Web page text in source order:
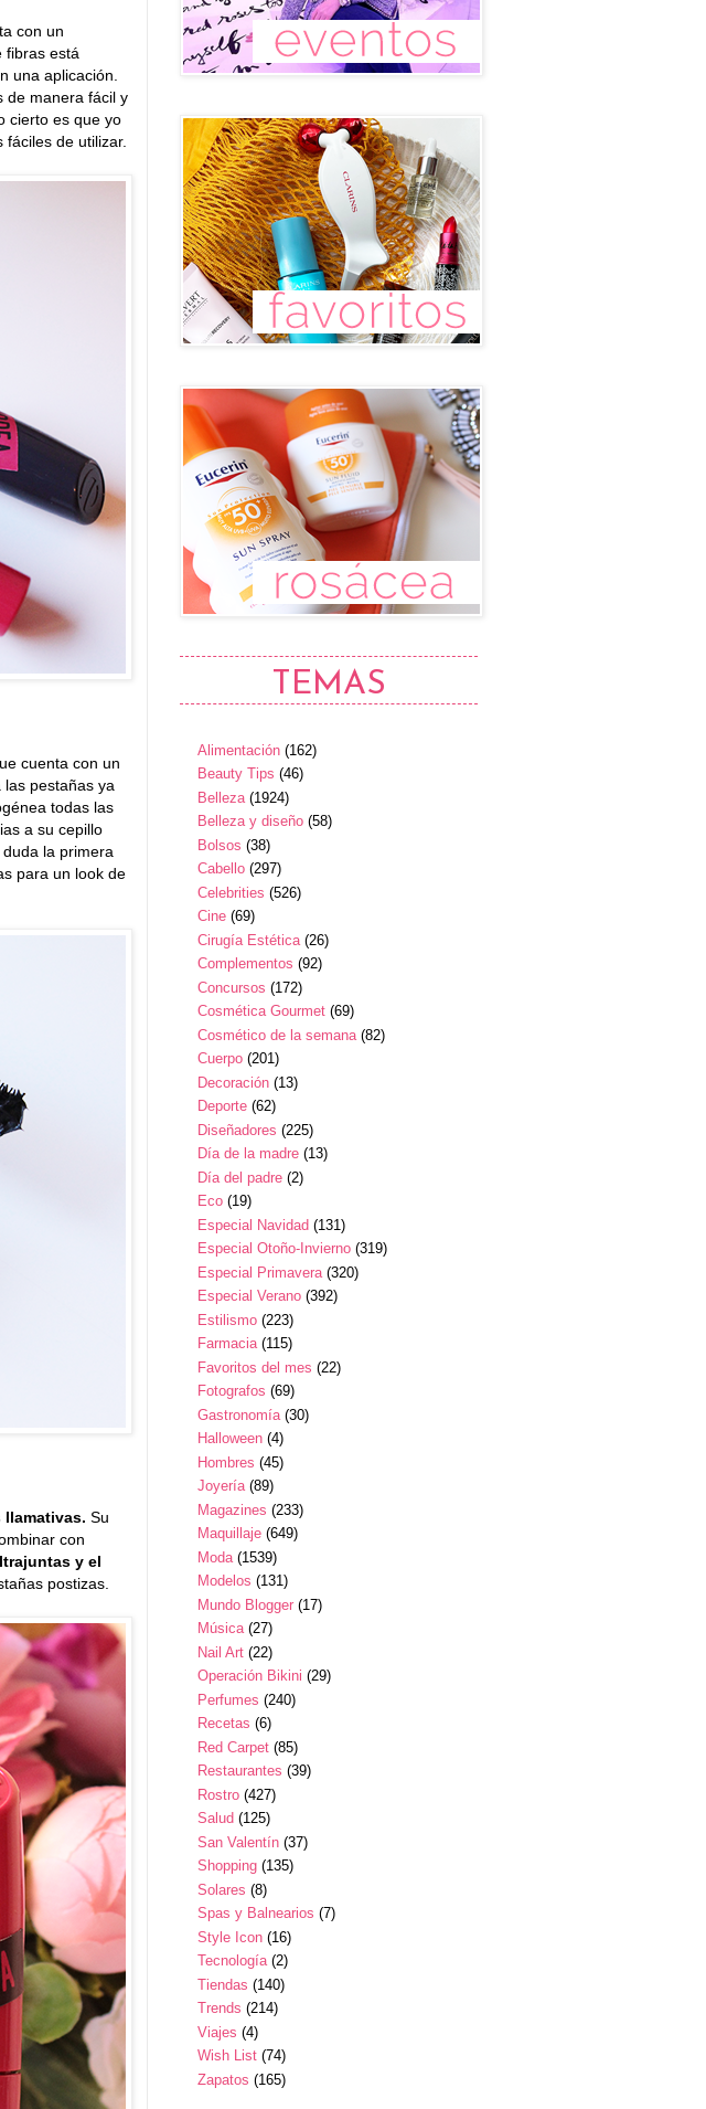
con un
fibras está
una aplicación.
de manera fácil y
cierto es que yo
de utilizar.
cuenta con un
las pestañas ya
todas las
a su cepillo
la primera
para un look de
llamativas. Su
con
y el
postizas.
TEMAS
Alimentación (162)
Beauty Tips (46)
Belleza (1924)
Belleza y diseño (58)
Bolsos (38)
Cabello (297)
Celebrities (526)
Cine (69)
Cirugía Estética (26)
Complementos (92)
Concursos (172)
Cosmética Gourmet (69)
Cosmético de la semana (82)
Cuerpo (201)
Decoración (13)
Deporte (62)
Diseñadores (225)
Día de la madre (13)
Día del padre (2)
Eco (19)
Especial Navidad (131)
Especial Otoño-Invierno (319)
Especial Primavera (320)
Especial Verano (392)
Estilismo (223)
Farmacia (115)
Favoritos del mes (22)
Fotografos (69)
Gastronomía (30)
Halloween (4)
Hombres (45)
Joyería (89)
Magazines (233)
Maquillaje (649)
Moda (1539)
Modelos (131)
Mundo Blogger (17)
Música (27)
Nail Art (22)
Operación Bikini (29)
Perfumes (240)
Recetas (6)
Red Carpet (85)
Restaurantes (39)
Rostro (427)
Salud (125)
San Valentín (37)
Shopping (135)
Solares (8)
Spas y Balnearios (7)
Style Icon (16)
Tecnología (2)
Tiendas (140)
Trends (214)
Viajes (4)
Wish List (74)
Zapatos (165)